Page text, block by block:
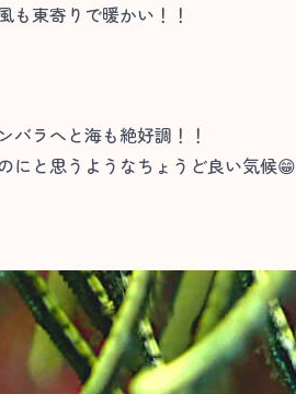
も東寄りで暖かい！！
バラへと海も絶好調！！
にと思うようなちょうど良い気候😁